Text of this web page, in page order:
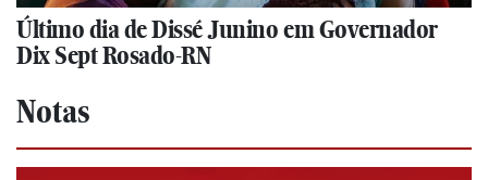
Último dia de Dissé Junino em Governador
Dix Sept Rosado-RN
Notas